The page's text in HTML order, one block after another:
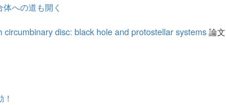
への道も開く
disc: black hole and protostellar systems論文